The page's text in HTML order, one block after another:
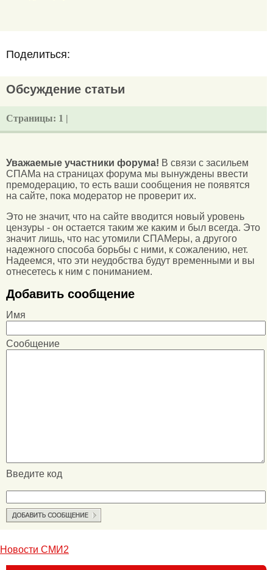
Поделиться:
Обсуждение статьи
Страницы: 1 |
Уважаемые участники форума! В связи с засильем
СПАМа на страницах форума мы вынуждены ввести
премодерацию, то есть ваши сообщения не появятся
на сайте, пока модератор не проверит их.
Это не значит, что на сайте вводится новый уровень
цензуры - он остается таким же каким и был всегда. Это
значит лишь, что нас утомили СПАМеры, а другого
надежного способа борьбы с ними, к сожалению, нет.
Надеемся, что эти неудобства будут временными и вы
отнесетесь к ним с пониманием.
Добавить сообщение
Имя
Сообщение
Введите код
Новости СМИ2